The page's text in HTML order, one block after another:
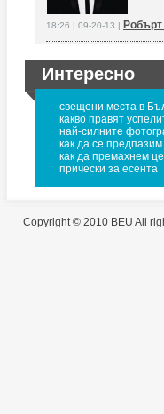
18:26 | 09-20-13 |
Интересно
свещени места в
какво правят
най-силните
как да се
как да премахнем
прически за есента
Copyright © 2010 BEU All